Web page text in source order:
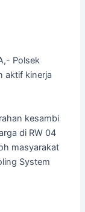
Polsek
aktif kinerja
kesambi
di RW 04
masyarakat
System